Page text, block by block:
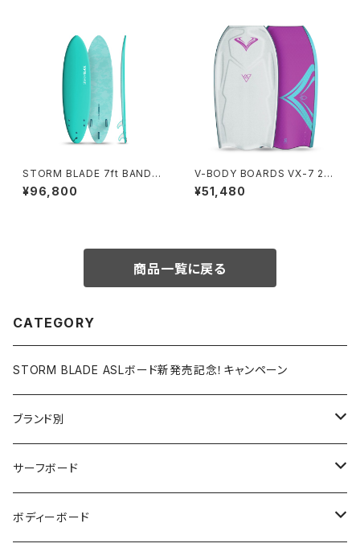
STORM BLADE 7ft BANDO
SURFBOARD - TURQUOISE
¥96,800
V-BODY BOARDS VX-7 202
6モデル - ホワイト
¥51,480
商品一覧に戻る
CATEGORY
STORM BLADE ASLボード新発売記念！キャンペーン
ブランド別
V-BODY BOARDS
ZEBEC
サーフボード
サーフボード
ボディーボード